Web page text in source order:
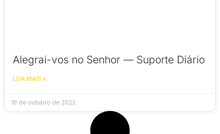
Alegrai-vos no Senhor — Suporte Diário
LEIA MAIS »
18 de outubro de 2022